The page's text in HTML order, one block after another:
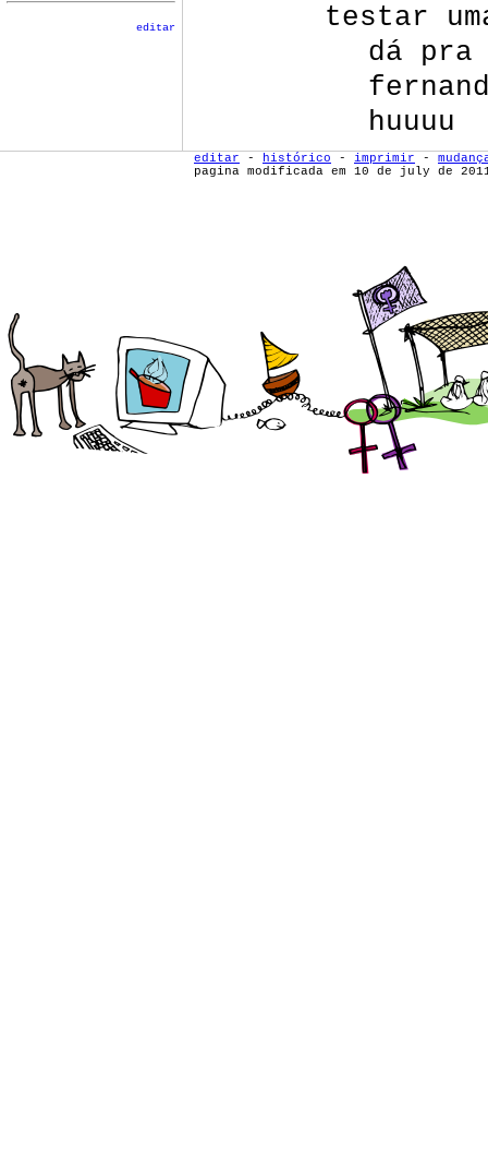
editar
testar
dá pra
huuuu
editar - histórico - imprimir -
pagina modificada em 10 de july de